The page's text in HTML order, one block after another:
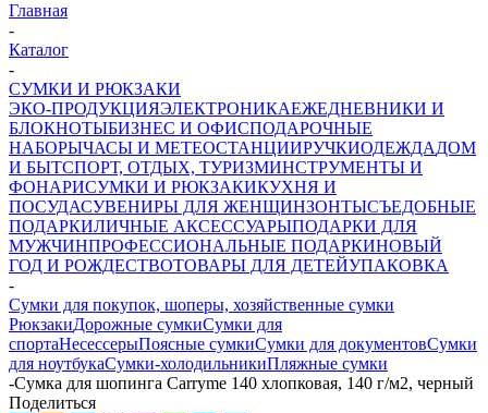
Главная
-
Каталог
-
СУМКИ И РЮКЗАКИ
ЭКО-ПРОДУКЦИЯЭЛЕКТРОНИКАЕЖЕДНЕВНИКИ И
БЛОКНОТЫБИЗНЕС И ОФИСПОДАРОЧНЫЕ
НАБОРЫЧАСЫ И МЕТЕОСТАНЦИИРУЧКИОДЕЖДАДОМ
И БЫТСПОРТ, ОТДЫХ, ТУРИЗМИНСТРУМЕНТЫ И
ФОНАРИСУМКИ И РЮКЗАКИКУХНЯ И
ПОСУДАСУВЕНИРЫ ДЛЯ ЖЕНЩИНЗОНТЫСЪЕДОБНЫЕ
ПОДАРКИЛИЧНЫЕ АКСЕССУАРЫПОДАРКИ ДЛЯ
МУЖЧИНПРОФЕССИОНАЛЬНЫЕ ПОДАРКИНОВЫЙ
ГОД И РОЖДЕСТВОТОВАРЫ ДЛЯ ДЕТЕЙУПАКОВКА
-
Сумки для покупок, шоперы, хозяйственные сумки
РюкзакиДорожные сумкиСумки для
спортаНесессерыПоясные сумкиСумки для документовСумки
для ноутбукаСумки-холодильникиПляжные сумки
-Сумка для шопинга Carryme 140 хлопковая, 140 г/м2, черный
Поделиться